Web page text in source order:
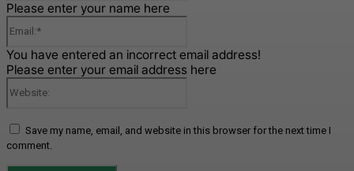
Please enter your name here
You have entered an incorrect email address!
Please enter your email address here
Save my name, email, and website in this browser for the next time I
comment.